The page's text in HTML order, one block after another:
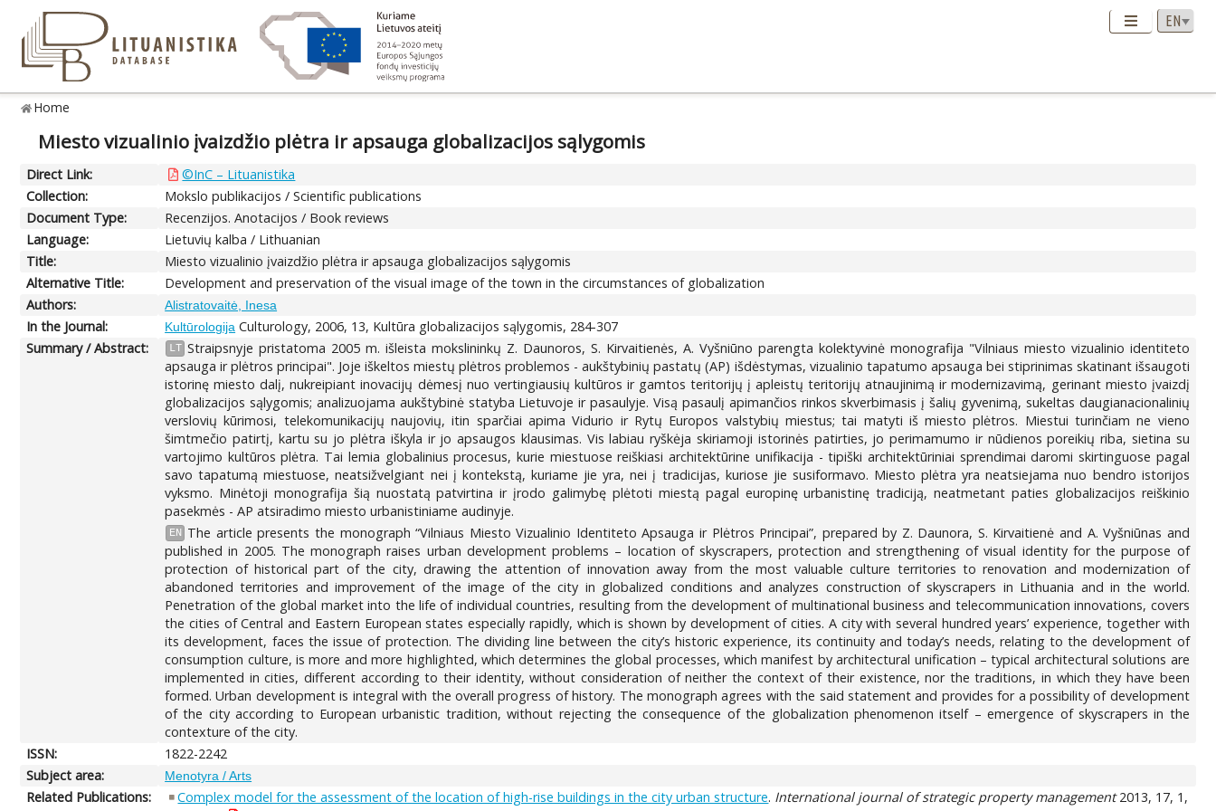
Home
Miesto vizualinio įvaizdžio plėtra ir apsauga globalizacijos sąlygomis
Direct Link:
©InC – Lituanistika
Collection:
Mokslo publikacijos / Scientific publications
Document Type:
Recenzijos. Anotacijos / Book reviews
Language:
Lietuvių kalba / Lithuanian
Title:
Miesto vizualinio įvaizdžio plėtra ir apsauga globalizacijos sąlygomis
Alternative Title:
Development and preservation of the visual image of the town in the circumstances of globalization
Authors:
Alistratovaitė, Inesa
In the Journal: Kultūrologija Culturology, 2006, 13, Kultūra globalizacijos sąlygomis, 284-307
Summary / Abstract:
LT Straipsnyje pristatoma 2005 m. išleista mokslininkų Z. Daunoros, S. Kirvaitienės, A. Vyšniūno parengta kolektyvinė monografija "Vilniaus miesto vizualinio identiteto
apsauga ir plėtros principai". Joje iškeltos miestų plėtros problemos - aukštybinių pastatų (AP) išdėstymas, vizualinio tapatumo apsauga bei stiprinimas skatinant išsaugoti
istorinę miesto dalį, nukreipiant inovacijų dėmesį nuo vertingiausių kultūros ir gamtos teritorijų į apleistų teritorijų atnaujinimą ir modernizavimą, gerinant miesto įvaizdį
globalizacijos sąlygomis; analizuojama aukštybinė statyba Lietuvoje ir pasaulyje. Visą pasaulį apimančios rinkos skverbimasis į šalių gyvenimą, sukeltas daugianacionalinių
verslovių kūrimosi, telekomunikacijų naujovių, itin sparčiai apima Vidurio ir Rytų Europos valstybių miestus; tai matyti iš miesto plėtros. Miestui turinčiam ne vieno
šimtmečio patirtį, kartu su jo plėtra iškyla ir jo apsaugos klausimas. Vis labiau ryškėja skiriamoji istorinės patirties, jo perimamumo ir nūdienos poreikių riba, sietina su
vartojimo kultūros plėtra. Tai lemia globalinius procesus, kurie miestuose reiškiasi architektūrine unifikacija - tipiški architektūriniai sprendimai daromi skirtinguose pagal
savo tapatumą miestuose, neatsižvelgiant nei į kontekstą, kuriame jie yra, nei į tradicijas, kuriose jie susiformavo. Miesto plėtra yra neatsiejama nuo bendro istorijos
vyksmo. Minėtoji monografija šią nuostatą patvirtina ir įrodo galimybę plėtoti miestą pagal europinę urbanistinę tradiciją, neatmetant paties globalizacijos reiškinio
pasekmės - AP atsiradimo miesto urbanistiniame audinyje.
EN
The article presents the monograph “Vilniaus Miesto Vizualinio Identiteto Apsauga ir Plėtros Principai”, prepared by Z. Daunora, S. Kirvaitienė and A. Vyšniūnas and
published in 2005. The monograph raises urban development problems – location of skyscrapers, protection and strengthening of visual identity for the purpose of
protection of historical part of the city, drawing the attention of innovation away from the most valuable culture territories to renovation and modernization of
abandoned territories and improvement of the image of the city in globalized conditions and analyzes construction of skyscrapers in Lithuania and in the world.
Penetration of the global market into the life of individual countries, resulting from the development of multinational business and telecommunication innovations, covers
the cities of Central and Eastern European states especially rapidly, which is shown by development of cities. A city with several hundred years’ experience, together with
its development, faces the issue of protection. The dividing line between the city’s historic experience, its continuity and today’s needs, relating to the development of
consumption culture, is more and more highlighted, which determines the global processes, which manifest by architectural unification – typical architectural solutions are
implemented in cities, different according to their identity, without consideration of neither the context of their existence, nor the traditions, in which they have been
formed. Urban development is integral with the overall progress of history. The monograph agrees with the said statement and provides for a possibility of development
of the city according to European urbanistic tradition, without rejecting the consequence of the globalization phenomenon itself – emergence of skyscrapers in the
contexture of the city.
ISSN:
1822-2242
Subject area:
Menotyra / Arts
Related Publications: Complex model for the assessment of the location of high-rise buildings in the city urban structure. International journal of strategic property management2013, 17, 1,